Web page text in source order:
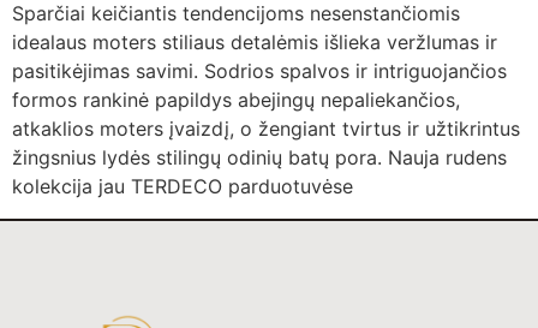
Sparčiai keičiantis tendencijoms nesenstančiomis
idealaus moters stiliaus detalėmis išlieka veržlumas ir
pasitikėjimas savimi. Sodrios spalvos ir intriguojančios
formos rankinė papildys abejingų nepaliekančios,
atkaklios moters įvaizdį, o žengiant tvirtus ir užtikrintus
žingsnius lydės stilingų odinių batų pora. Nauja rudens
kolekcija jau TERDECO parduotuvėse